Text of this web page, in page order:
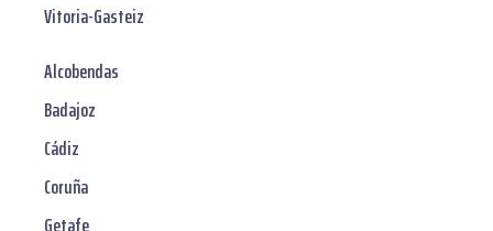
Vitoria-Gasteiz
Alcobendas
Badajoz
Cádiz
Coruña